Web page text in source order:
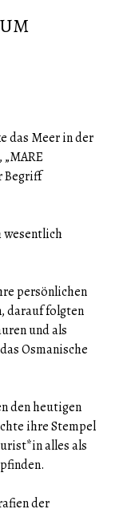
das Meer in der
Begriff
wesentlich
persönlichen
darauf folgten
und als
Osmanische
den heutigen
ihre Stempel
alles als
der